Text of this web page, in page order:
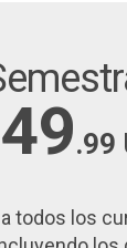
.99
todos los